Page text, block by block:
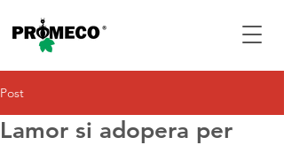
Post
Lamor si adopera per